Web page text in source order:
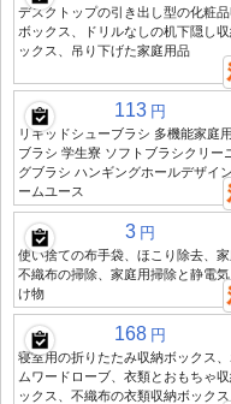
デスクトップの引き出し型の化粧
ボックス、ドリルなしの机下隠し
ックス、吊り下げた家庭用品
113 円
リキッドシューブラシ 多機能家庭
ブラシ 学生寮 ソフトブラシクリー
グブラシ ハンギングホールデザイ
ームユース
3 円
使い捨ての布手袋、ほこり除去、
不織布の掃除、家庭用掃除と静電
け物
168 円
寝室用の折りたたみ収納ボックス
ムワードローブ、衣類とおもちゃ
ックス、不織布の衣類収納ボック